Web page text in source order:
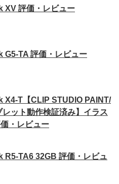
XV 評価・レビュー
G5-TA 評価・レビュー
X4-T【CLIP STUDIO PAINT/
ット動作検証済み】イラス
・レビュー
R5-TA6 32GB 評価・レビュ